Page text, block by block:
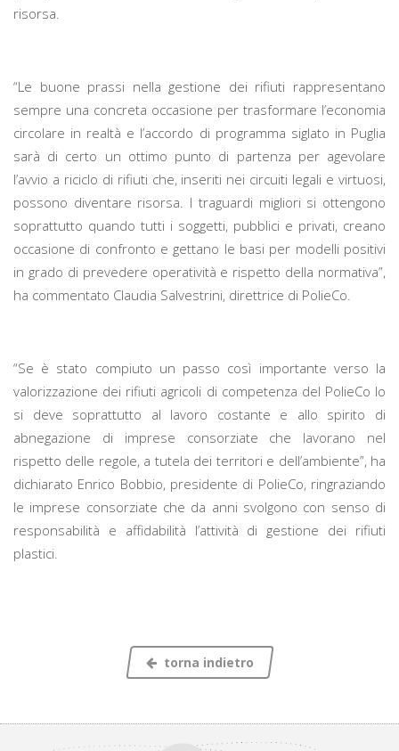
risorsa.
“Le buone prassi nella gestione dei rifiuti rappresentano
sempre una concreta occasione per trasformare l’economia
circolare in realtà e l’accordo di programma siglato in Puglia
sarà di certo un ottimo punto di partenza per agevolare
l’avvio a riciclo di rifiuti che, inseriti nei circuiti legali e virtuosi,
possono diventare risorsa. I traguardi migliori si ottengono
soprattutto quando tutti i soggetti, pubblici e privati, creano
occasione di confronto e gettano le basi per modelli positivi
in grado di prevedere operatività e rispetto della normativa”,
ha commentato Claudia Salvestrini, direttrice di PolieCo.
“Se è stato compiuto un passo così importante verso la
valorizzazione dei rifiuti agricoli di competenza del PolieCo lo
si deve soprattutto al lavoro costante e allo spirito di
abnegazione di imprese consorziate che lavorano nel
rispetto delle regole, a tutela dei territori e dell’ambiente”, ha
dichiarato Enrico Bobbio, presidente di PolieCo, ringraziando
le imprese consorziate che da anni svolgono con senso di
responsabilità e affidabilità l’attività di gestione dei rifiuti
plastici.
torna indietro